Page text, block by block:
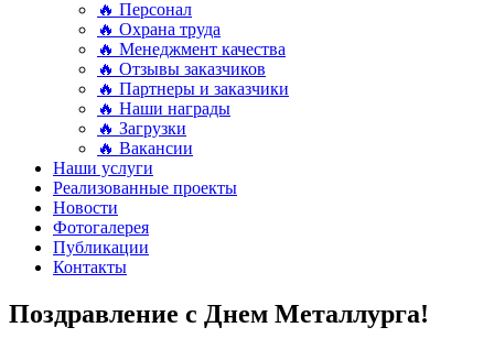
🔥 Персонал
🔥 Охрана труда
🔥 Менеджмент качества
🔥 Отзывы заказчиков
🔥 Партнеры и заказчики
🔥 Наши награды
🔥 Загрузки
🔥 Вакансии
Наши услуги
Реализованные проекты
Новости
Фотогалерея
Публикации
Контакты
Поздравление с Днем Металлурга!